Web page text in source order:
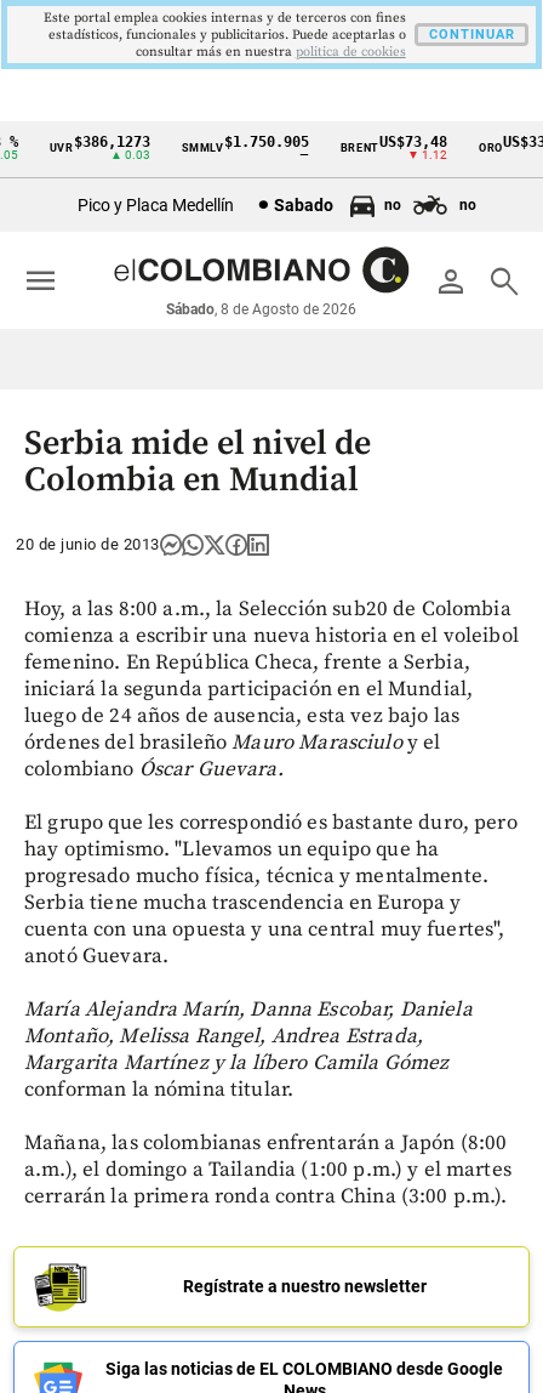
Cintillo
económicos
Colombia
UVR$386,1273
▲ 0.03
SMMLV $1.750.905 BRENTUS$73,48
▼ 1.12
ORO
Pico y Placa Medellín Sabado no no
person search
Sábado, 8 de Agosto de 2026
menu
Serbia mide el nivel de
Colombia en Mundial
20 de junio de 2013
Hoy, a las 8:00 a.m., la Selección sub20 de Colombia
comienza a escribir una nueva historia en el voleibol
femenino. En República Checa, frente a Serbia,
iniciará la segunda participación en el Mundial,
luego de 24 años de ausencia, esta vez bajo las
órdenes del brasileñoMauro Marasciuloy el
colombiano Óscar Guevara.
El grupo que les correspondió es bastante duro, pero
hay optimismo. "Llevamos un equipo que ha
progresado mucho física, técnica y mentalmente.
Serbia tiene mucha trascendencia en Europa y
cuenta con una opuesta y una central muy fuertes",
anotó Guevara.
María Alejandra Marín, Danna Escobar, Daniela
Montaño, Melissa Rangel, Andrea Estrada,
Margarita Martínez y la líbero Camila Gómez
conforman la nómina titular.
Mañana, las colombianas enfrentarán a Japón (8:00
a.m.), el domingo a Tailandia (1:00 p.m.) y el martes
cerrarán la primera ronda contra China (3:00 p.m.).
Regístrate a nuestro newsletter
Siga las noticias de EL COLOMBIANO desde Google
Este portal emplea cookies internas y de terceros con fines
estadísticos, funcionales y publicitarios. Puede aceptarlas o
consultar más en nuestra politica de cookies
CONTINUAR